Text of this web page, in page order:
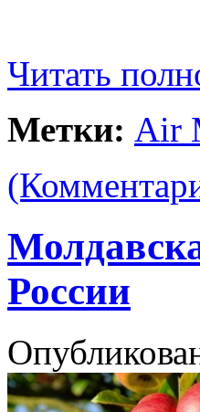
Читать
Метки: Air
России